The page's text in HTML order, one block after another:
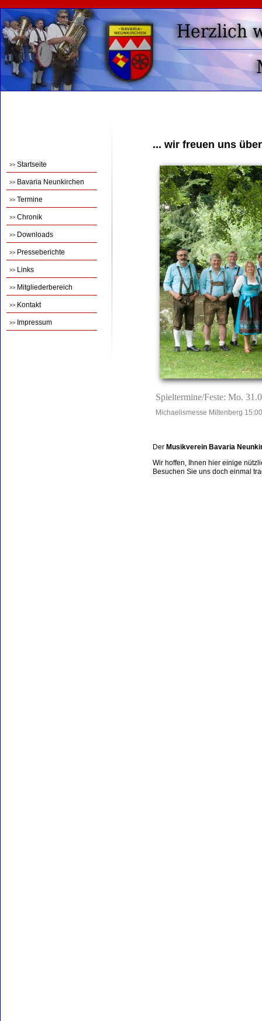
>> Startseite
>> Bavaria Neunkirchen
>> Termine
>> Chronik
>> Downloads
>> Presseberichte
>> Links
>> Mitgliederbereich
>> Kontakt
>> Impressum
... wir freuen uns
Spieltermine/Feste: Mo.
Michaelismesse Miltenberg
Der Musikverein Bavaria
Wir hoffen, Ihnen hier einige
Besuchen Sie uns doch einmal